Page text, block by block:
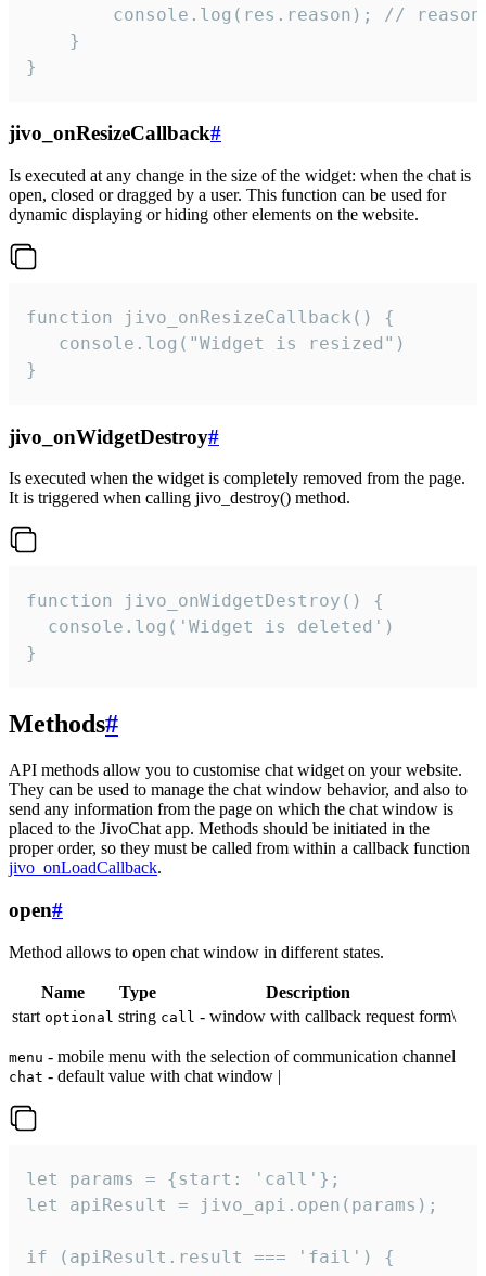
console.log(res.reason); //
    }
}
jivo_onResizeCallback#
Is executed at any change in the size of the widget: when the chat is
open, closed or dragged by a user. This function can be used for
dynamic displaying or hiding other elements on the website.
function jivo_onResizeCallback() {
   console.log("Widget is resized")
}
jivo_onWidgetDestroy#
Is executed when the widget is completely removed from the page.
It is triggered when calling jivo_destroy() method.
function jivo_onWidgetDestroy() {
  console.log('Widget is deleted')
}
Methods#
API methods allow you to customise chat widget on your website.
They can be used to manage the chat window behavior, and also to
send any information from the page on which the chat window is
placed to the JivoChat app. Methods should be initiated in the
proper order, so they must be called from within a callback function
jivo_onLoadCallback.
open#
Method allows to open chat window in different states.
Name Type
Description
start optional string call - window with callback request form\
menu - mobile menu with the selection of communication channel
chat - default value with chat window |
let params = {start: 'call'};
let apiResult = jivo_api.open(params);
if (apiResult.result === 'fail') {